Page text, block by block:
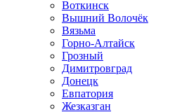
Воткинск
Вышний Волочёк
Вязьма
Горно-Алтайск
Грозный
Димитровград
Донецк
Евпатория
Жезказган